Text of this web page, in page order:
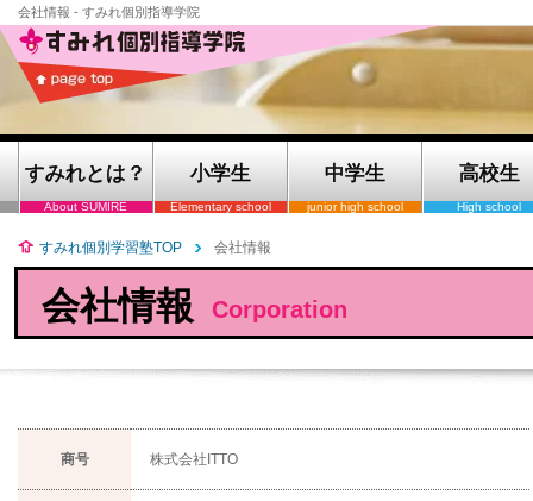
会社情報 - すみれ個別指導学院
すみれとは？
About SUMIRE
小学生
Elementary school
中学生
junior high school
高校生
High school
すみれ個別学習塾TOP 会社情報
会社情報 Corporation
商号 株式会社ITTO